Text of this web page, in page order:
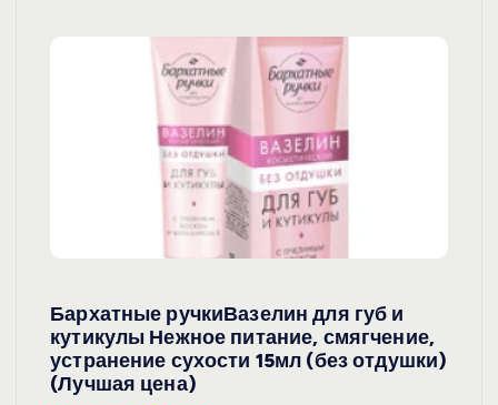
Бархатные ручкиВазелин для губ и
кутикулы Нежное питание, смягчение,
устранение сухости 15мл (без отдушки)
(Лучшая цена)